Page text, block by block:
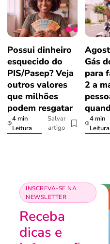
Possui dinheiro
esquecido do
PIS/Pasep? Veja
outros valores
que milhões
podem resgatar
4 min
Leitura
Salvar
artigo
Gás
para
2 a
4 min
Leitura
INSCREVA-SE NA
NEWSLETTER
Receba
dicas e